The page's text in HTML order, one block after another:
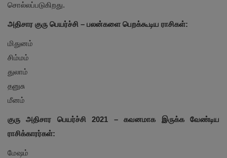
சொல்லப்படுகிறது.
அதிசார குரு பெயர்ச்சி – பலன்களை பெறக்கூடிய ராசிகள்:
மிதுனம்
சிம்மம்
துலாம்
தனுசு
மீனம்
குரு அதிசார பெயர்ச்சி 2021 – கவனமாக இருக்க வேண்டிய
ராசிக்காரர்கள்:
மேஷம்